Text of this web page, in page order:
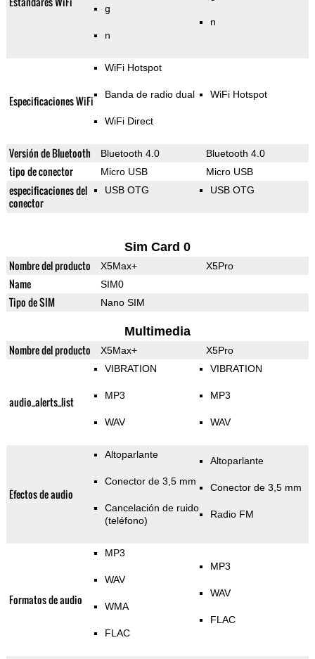
g
n
n
Especificaciones WiFi
WiFi Hotspot
Banda de radio dual
WiFi Direct
WiFi Hotspot
Versión de Bluetooth Bluetooth 4.0 Bluetooth 4.0
tipo de conector Micro USB Micro USB
especificaciones del
conector
USB OTG USB OTG
Sim Card 0
Nombre del producto X5Max+ X5Pro
Name SIM0
Tipo de SIM Nano SIM
Multimedia
Nombre del producto X5Max+ X5Pro
audio_alerts_list
VIBRATION
MP3
WAV
VIBRATION
MP3
WAV
Efectos de audio
Altoparlante
Conector de 3,5 mm
Cancelación de ruido
(teléfono)
Altoparlante
Conector de 3,5 mm
Radio FM
Formatos de audio
MP3
WAV
WMA
FLAC
MP3
WAV
FLAC